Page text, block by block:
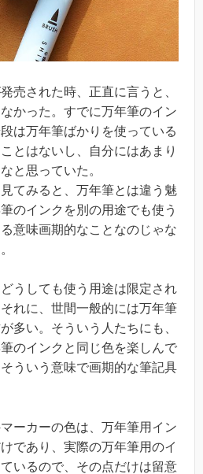
売された時、正直に言うと、
かった。すでに万年筆のイン
は万年筆ばかりを使っている
とはないし、自分にはあまり
と思っていた。
てみると、万年筆とは違う魅
のインクを別の用途でも使う
意味画期的なことなのじゃな
うしても使う用途は限定され
れに、世間一般的には万年筆
多い。そういう人たちにも、
のインクと同じ色を楽しんで
ういう意味で画期的な筆記具
ーカーの色は、万年筆用イン
であり、実際の万年筆用のイ
いるので、その点だけは留意